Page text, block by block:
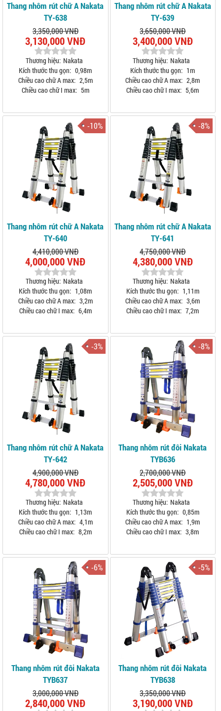
Thang nhôm rút chữ A Nakata
TY-638
3,350,000 VNĐ
3,130,000 VNĐ
Thương hiệu: Nakata
Kích thước thu gọn: 0,98m
Chiều cao chữ A max: 2,5m
Chiều cao chữ I max: 5m
Thang nhôm rút chữ A Nakata
TY-639
3,650,000 VNĐ
3,400,000 VNĐ
Thương hiệu: Nakata
Kích thước thu gọn: 1m
Chiều cao chữ A max: 2,8m
Chiều cao chữ I max: 5,6m
-10%
Thang nhôm rút chữ A Nakata
TY-640
4,410,000 VNĐ
4,000,000 VNĐ
Thương hiệu: Nakata
Kích thước thu gọn: 1,08m
Chiều cao chữ A max: 3,2m
Chiều cao chữ I max: 6,4m
-8%
Thang nhôm rút chữ A Nakata
TY-641
4,750,000 VNĐ
4,380,000 VNĐ
Thương hiệu: Nakata
Kích thước thu gọn: 1,11m
Chiều cao chữ A max: 3,6m
Chiều cao chữ I max: 7,2m
-3%
Thang nhôm rút chữ A Nakata
TY-642
4,900,000 VNĐ
4,780,000 VNĐ
Thương hiệu: Nakata
Kích thước thu gọn: 1,13m
Chiều cao chữ A max: 4,1m
Chiều cao chữ I max: 8,2m
-8%
Thang nhôm rút đôi Nakata
TYB636
2,700,000 VNĐ
2,505,000 VNĐ
Thương hiệu: Nakata
Kích thước thu gọn: 0,85m
Chiều cao chữ A max: 1,9m
Chiều cao chữ I max: 3,8m
-6%
Thang nhôm rút đôi Nakata
TYB637
3,000,000 VNĐ
2,840,000 VNĐ
-5%
Thang nhôm rút đôi Nakata
TYB638
3,350,000 VNĐ
3,190,000 VNĐ